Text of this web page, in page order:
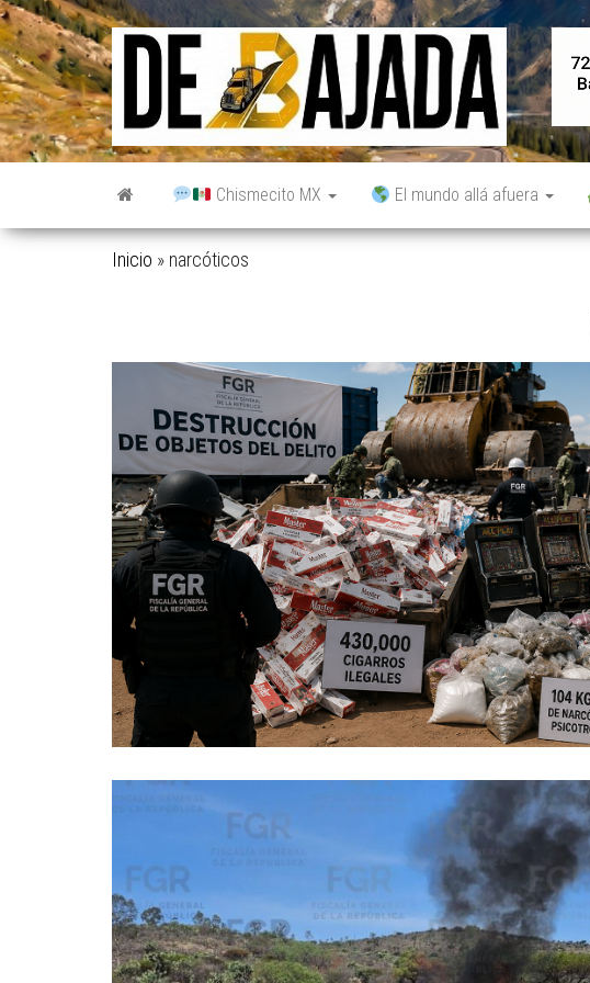
Saltar
al
contenido
De
Bajada
Noticias
reales.
Aunque
no lo
parezcan.
Chismecito MX El mundo allá afuera
Inicio » narcóticos